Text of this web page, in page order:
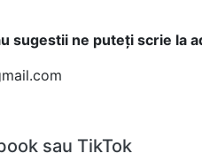
sugestii ne puteți scrie la
sau TikTok